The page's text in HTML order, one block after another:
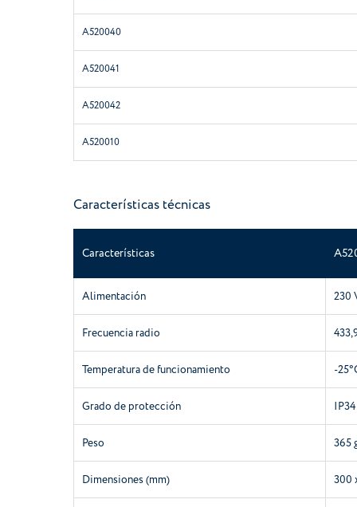
A520040
A520041
A520042
A520010
Características técnicas
Características
Alimentación 230
Frecuencia radio
Temperatura de funcionamiento -
Grado de protección IP34
Peso 365
Dimensiones (mm) 300